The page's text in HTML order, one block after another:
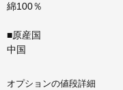
綿100％
■原産国
中国
オプションの値段詳細